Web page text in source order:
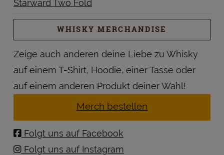
Starward Two Fold
WHISKY MERCHANDISE
Zeige auch anderen deine Liebe zu Whisky
auf einem T-Shirt, Hoodie, einer Tasse oder
auf einem anderen Produkt deiner Wahl!
Merch bestellen
Folgt uns auf Facebook
Folgt uns auf Instagram